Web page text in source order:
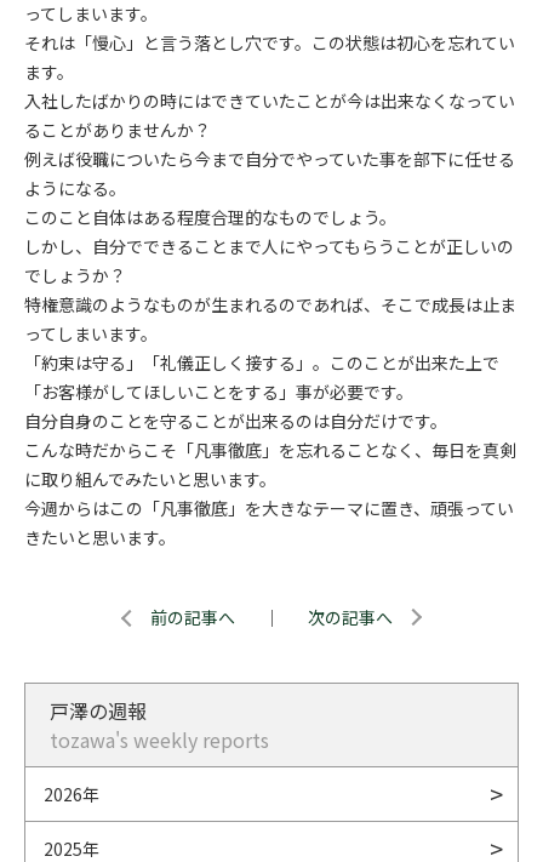
ってしまいます。
それは「慢心」と言う落とし穴です。この状態は初心を忘れてい
ます。
入社したばかりの時にはできていたことが今は出来なくなってい
ることがありませんか？
例えば役職についたら今まで自分でやっていた事を部下に任せる
ようになる。
このこと自体はある程度合理的なものでしょう。
しかし、自分でできることまで人にやってもらうことが正しいの
でしょうか？
特権意識のようなものが生まれるのであれば、そこで成長は止ま
ってしまいます。
「約束は守る」「礼儀正しく接する」。このことが出来た上で
「お客様がしてほしいことをする」事が必要です。
自分自身のことを守ることが出来るのは自分だけです。
こんな時だからこそ「凡事徹底」を忘れることなく、毎日を真剣
に取り組んでみたいと思います。
今週からはこの「凡事徹底」を大きなテーマに置き、頑張ってい
きたいと思います。
前の記事へ ｜ 次の記事へ
戸澤の週報
tozawa's weekly reports
2026年
2025年